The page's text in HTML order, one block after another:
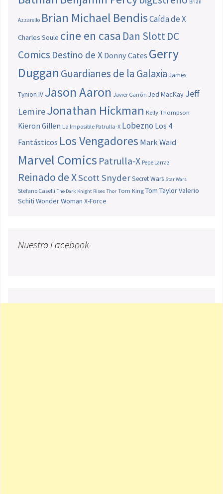
Brian
Azzarello Brian Michael BendisCaída de X
Charles Soule cine en casa Dan SlottDC
Comics Destino de X Donny Cates Gerry
Duggan Guardianes de la Galaxia James
Tynion IV Jason Aaron Javier Garrón Jed MacKay Jeff
LemireJonathan Hickman Kelly Thompson
Kieron Gillen La Imposible Patrulla-X Lobezno Los 4
Fantásticos Los Vengadores Mark Waid
Marvel Comics Patrulla-X Pepe Larraz
Reinado de XScott SnyderSecret Wars Star Wars
Stefano Caselli The Dark Knight Rises Thor Tom King Tom TaylorValerio
Schiti Wonder Woman X-Force
Nuestro Facebook